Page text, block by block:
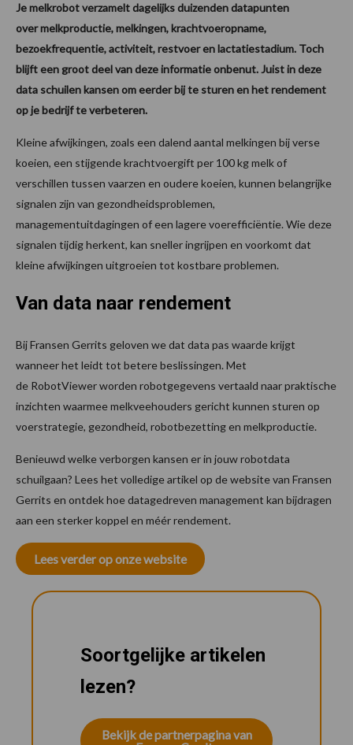
Je melkrobot verzamelt dagelijks duizenden datapunten
over melkproductie, melkingen, krachtvoeropname,
bezoekfrequentie, activiteit, restvoer en lactatiestadium. Toch
blijft een groot deel van deze informatie onbenut. Juist in deze
data schuilen kansen om eerder bij te sturen en het rendement
op je bedrijf te verbeteren.
Kleine afwijkingen, zoals een dalend aantal melkingen bij verse
koeien, een stijgende krachtvoergift per 100 kg melk of
verschillen tussen vaarzen en oudere koeien, kunnen belangrijke
signalen zijn van gezondheidsproblemen,
managementuitdagingen of een lagere voerefficiëntie. Wie deze
signalen tijdig herkent, kan sneller ingrijpen en voorkomt dat
kleine afwijkingen uitgroeien tot kostbare problemen.
Van data naar rendement
Bij Fransen Gerrits geloven we dat data pas waarde krijgt
wanneer het leidt tot betere beslissingen. Met
de RobotViewer worden robotgegevens vertaald naar praktische
inzichten waarmee melkveehouders gericht kunnen sturen op
voerstrategie, gezondheid, robotbezetting en melkproductie.
Benieuwd welke verborgen kansen er in jouw robotdata
schuilgaan? Lees het volledige artikel op de website van Fransen
Gerrits en ontdek hoe datagedreven management kan bijdragen
aan een sterker koppel en méér rendement.
Lees verder op onze website
Soortgelijke artikelen
lezen?
Bekijk de partnerpagina van